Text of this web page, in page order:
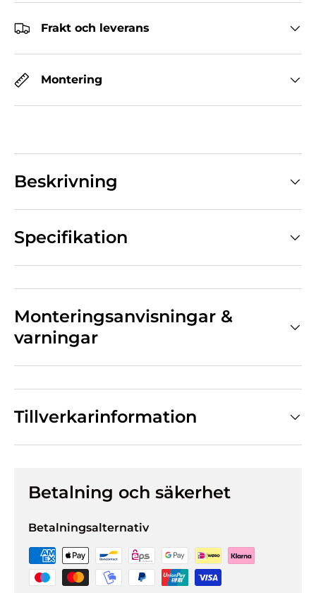
Frakt och leverans
Montering
Beskrivning
Specifikation
Monteringsanvisningar &
varningar
Tillverkarinformation
Betalning och säkerhet
Betalningsalternativ